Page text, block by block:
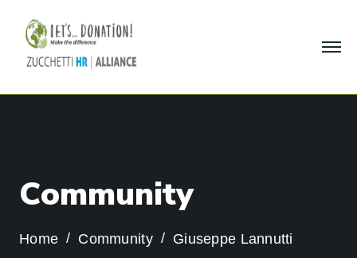
Community
Home Community Giuseppe Lannutti